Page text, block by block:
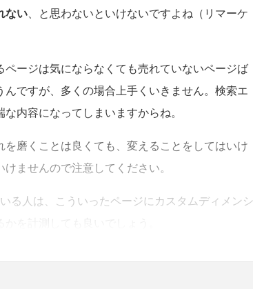
ない、と思わないといけないですよね（リマーケ
ージは気にならなくても売れていないページば
ですが、多くの場合上手くいきません。検索エ
内容になってしまいますからね。
磨くことは良くても、変えることをしてはいけ
ませんので注意してください。
る人は、こういったページにカスタムディメンシ